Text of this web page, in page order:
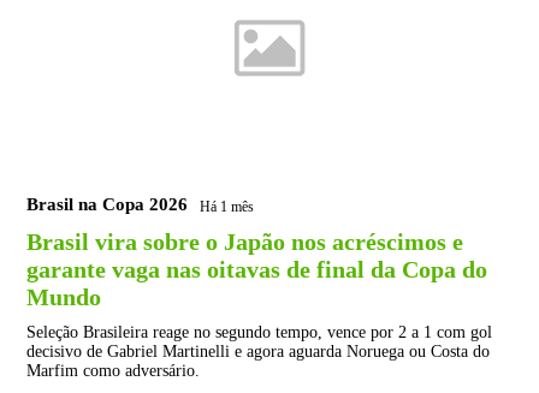
Brasil na Copa 2026 Há 1 mês
Brasil vira sobre o Japão nos acréscimos e
garante vaga nas oitavas de final da Copa do
Mundo
Seleção Brasileira reage no segundo tempo, vence por 2 a 1 com gol
decisivo de Gabriel Martinelli e agora aguarda Noruega ou Costa do
Marfim como adversário.